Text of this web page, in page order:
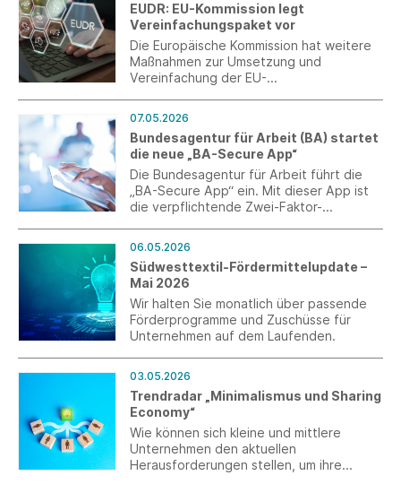
EUDR: EU-Kommission legt
Vereinfachungspaket vor
Die Europäische Kommission hat weitere
Maßnahmen zur Umsetzung und
Vereinfachung der EU-
07.05.2026
Bundesagentur für Arbeit (BA) startet
die neue „BA-Secure App“
Die Bundesagentur für Arbeit führt die
„BA-Secure App“ ein. Mit dieser App ist
die verpflichtende Zwei-Faktor-
06.05.2026
Südwesttextil-Fördermittelupdate –
Mai 2026
Wir halten Sie monatlich über passende
Förderprogramme und Zuschüsse für
Unternehmen auf dem Laufenden.
03.05.2026
Trendradar „Minimalismus und Sharing
Economy“
Wie können sich kleine und mittlere
Unternehmen den aktuellen
Herausforderungen stellen, um ihre